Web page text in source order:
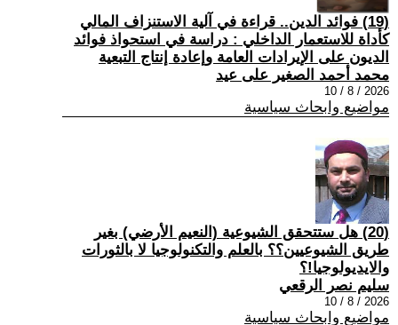
(19) فوائد الدين.. قراءة في آلية الاستنزاف المالي
كأداة للاستعمار الداخلي : دراسة في استحواذ فوائد
الديون على الإيرادات العامة وإعادة إنتاج التبعية
محمد أحمد الصغير على عيد
2026 / 8 / 10
مواضيع وابحاث سياسية
(20) هل ستتحقق الشيوعية (النعيم الأرضي) بغير
طريق الشيوعيين؟؟ بالعلم والتكنولوجيا لا بالثورات
والايديولوجيا!؟
سليم نصر الرقعي
2026 / 8 / 10
مواضيع وابحاث سياسية